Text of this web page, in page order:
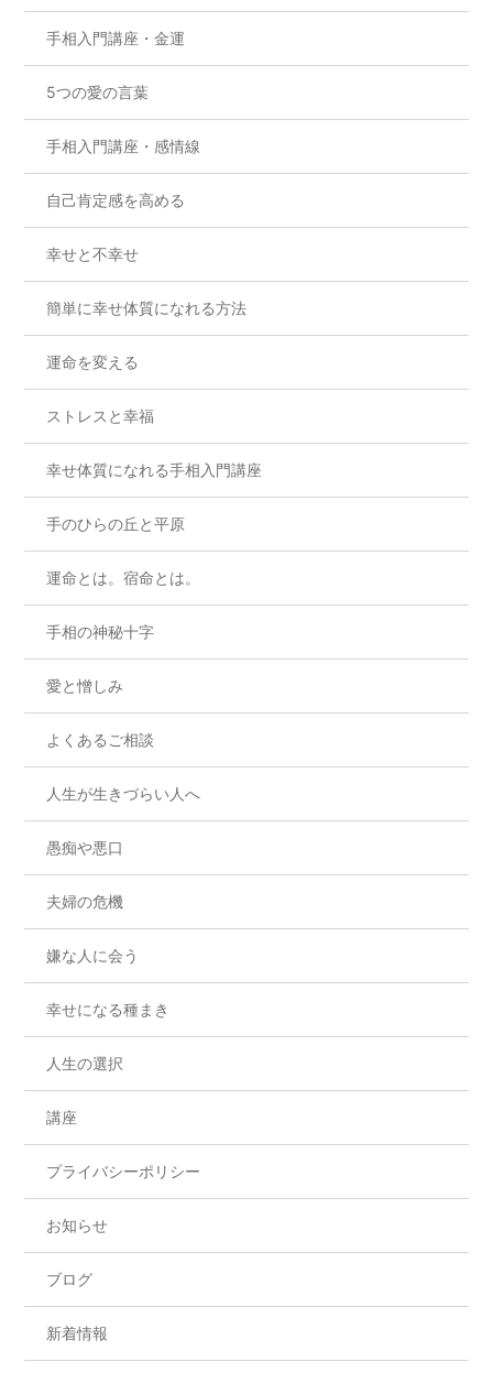
手相入門講座・金運
5つの愛の言葉
手相入門講座・感情線
自己肯定感を高める
幸せと不幸せ
簡単に幸せ体質になれる方法
運命を変える
ストレスと幸福
幸せ体質になれる手相入門講座
手のひらの丘と平原
運命とは。宿命とは。
手相の神秘十字
愛と憎しみ
よくあるご相談
人生が生きづらい人へ
愚痴や悪口
夫婦の危機
嫌な人に会う
幸せになる種まき
人生の選択
講座
プライバシーポリシー
お知らせ
ブログ
新着情報